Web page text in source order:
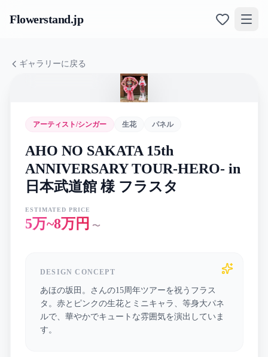
Flowerstand.jp
ギャラリーに戻る
アーティスト/シンガー 生花 パネル
AHO NO SAKATA 15th
ANNIVERSARY TOUR-HERO- in
日本武道館 様 フラスタ
ESTIMATED PRICE
5万~8万円 〜
DESIGN CONCEPT
あほの坂田。さんの15周年ツアーを祝うフラス
タ。赤とピンクの生花とミニキャラ、等身大パネ
ルで、華やかでキュートな雰囲気を演出していま
す。